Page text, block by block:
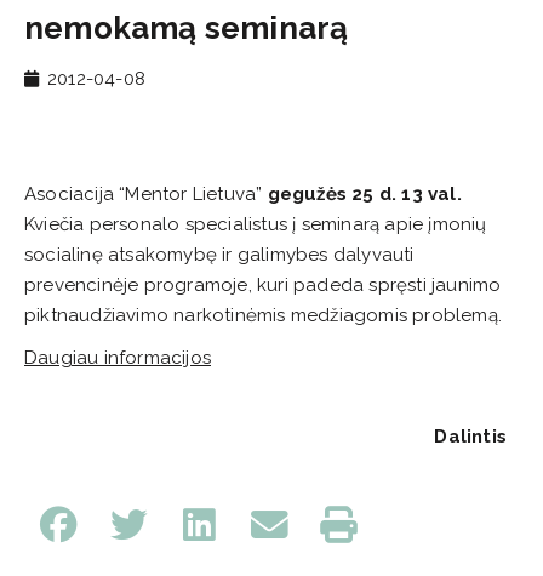
nemokamą seminarą
2012-04-08
Asociacija “Mentor Lietuva” gegužės 25 d. 13 val.
Kviečia personalo specialistus į seminarą apie įmonių
socialinę atsakomybę ir galimybes dalyvauti
prevencinėje programoje, kuri padeda spręsti jaunimo
piktnaudžiavimo narkotinėmis medžiagomis problemą.
Daugiau informacijos
Dalintis